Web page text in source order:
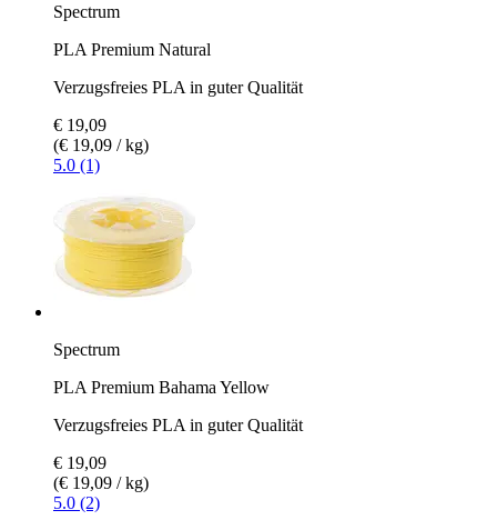
Spectrum
PLA Premium Natural
Verzugsfreies PLA in guter Qualität
€ 19,09
(€ 19,09 / kg)
5.0 (1)
Spectrum
PLA Premium Bahama Yellow
Verzugsfreies PLA in guter Qualität
€ 19,09
(€ 19,09 / kg)
5.0 (2)